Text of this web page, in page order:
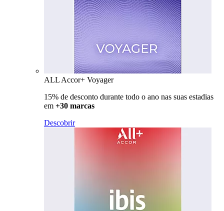
ALL Accor+ Voyager
15% de desconto durante todo o ano nas suas estadias
em +30 marcas
Descobrir